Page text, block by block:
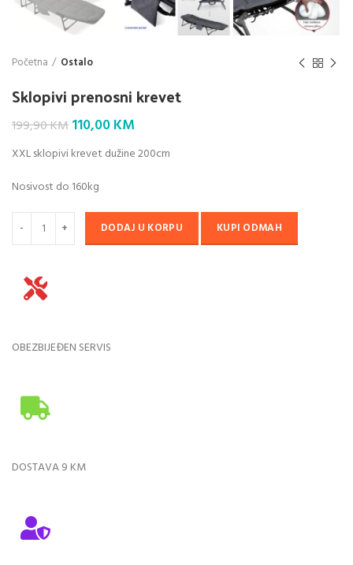
Početna Ostalo
Sklopivi prenosni krevet
199,90KMOriginal
was:
110,00KM
is:
XXL sklopivi krevet dužine 200cm
Nosivost do 160kg
DODAJ U KORPU KUPI ODMAH
OBEZBIJEĐEN SERVIS
DOSTAVA 9 KM